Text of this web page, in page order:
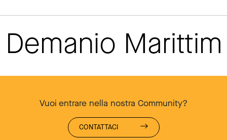
Demanio
Vuoi entrare nella nostra Community?
CONTATTACI